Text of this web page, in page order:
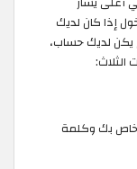
إذا كان لديك
يكن لديك حساب،
بك وكلمة